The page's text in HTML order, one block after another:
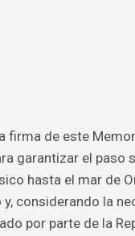
firma de este
garantizar el paso
hasta el mar de
y, considerando la
por parte de la